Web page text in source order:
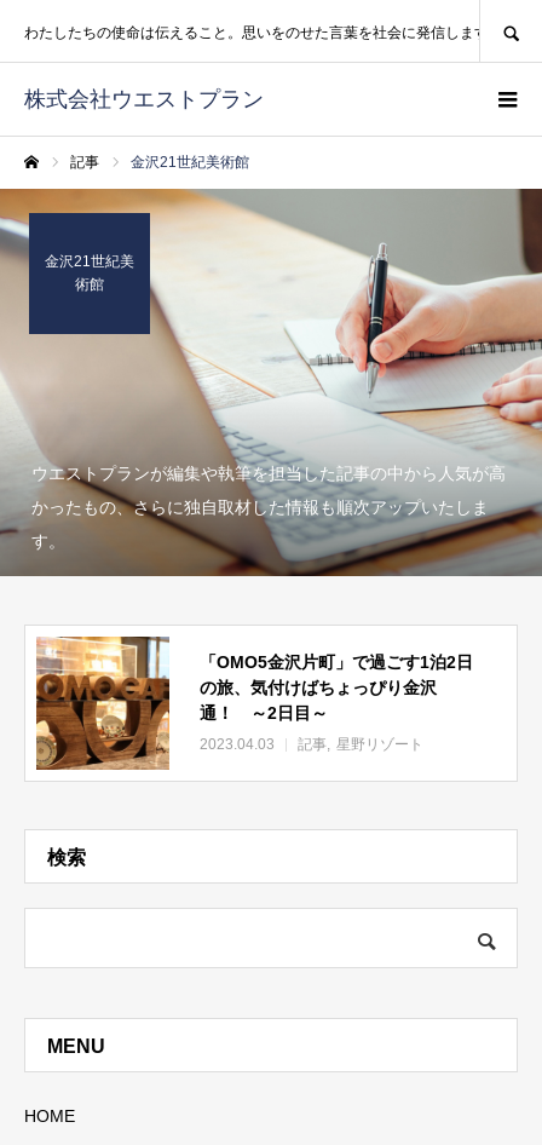
株式会社ウエストプラン
わたしたちの使命は伝えること。思いをのせた言葉を社会に発信します。
記事 金沢21世紀美術館
金沢21世紀美
術館
ウエストプランが編集や執筆を担当した記事の中から人気が高
かったもの、さらに独自取材した情報も順次アップいたしま
す。
「OMO5金沢片町」で過ごす1泊2日
の旅、気付けばちょっぴり金沢
通！ ～2日目～
2023.04.03 記事 星野リゾート
検索
MENU
HOME